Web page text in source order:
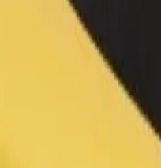
repartidor
y cobra todas las
Añadir
Llega a
ganancias